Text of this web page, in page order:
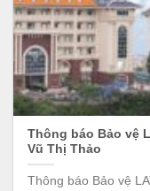
Thông báo Bảo vệ
Vũ Thị Thảo
Thông báo Bảo vệ